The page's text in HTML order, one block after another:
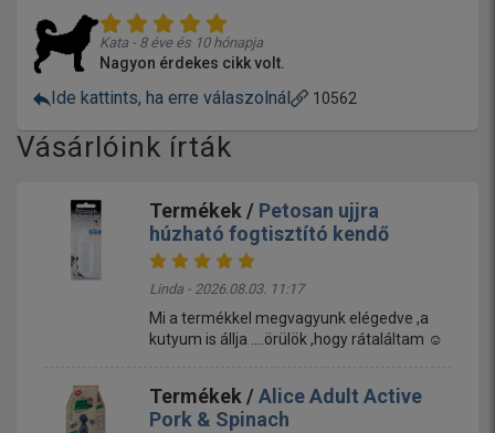
Kata - 8 éve és 10 hónapja
Nagyon érdekes cikk volt.
Ide kattints, ha erre válaszolnál 10562
Vásárlóink írták
Termékek / Petosan ujjra
húzható fogtisztító kendő
Linda - 2026.08.03. 11:17
Mi a termékkel megvagyunk elégedve ,a
kutyum is állja ....örülök ,hogy rátaláltam ☺️
Termékek /Alice Adult Active
Pork & Spinach